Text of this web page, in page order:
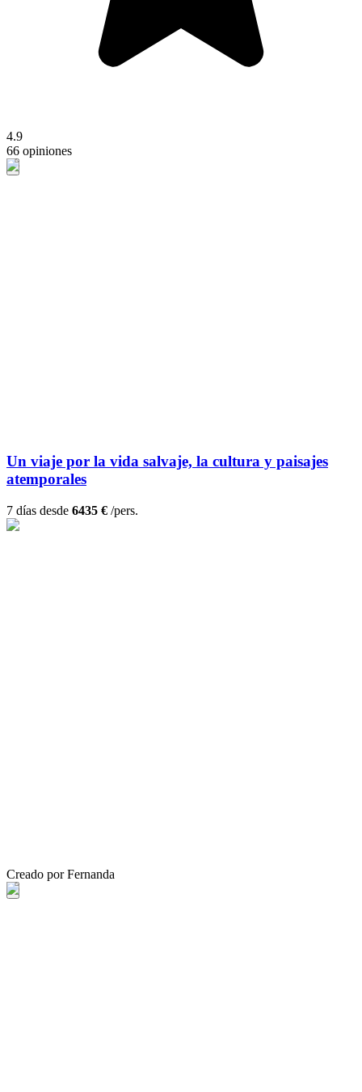
4.9
66 opiniones
Un viaje por la vida salvaje, la cultura y paisajes
atemporales
7 días desde 6435 € /pers.
Creado por Fernanda